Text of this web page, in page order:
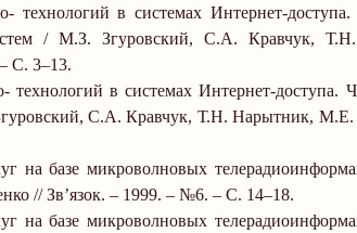
технологий в системах Интернет-
/ М.З. Згуровский, С.А. Кравчук,
– С. 3–13.
технологий в системах Интернет-
С.А. Кравчук, Т.Н. Нарытник,
на базе микроволновых
// Зв’язок. – 1999. – №6. – С. 14–18.
на базе микроволновых